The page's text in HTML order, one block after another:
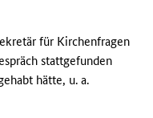
für Kirchenfragen
stattgefunden
hätte, u. a.